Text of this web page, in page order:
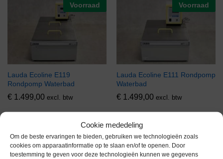
Cookie mededeling
Om de beste ervaringen te bieden, gebruiken we technologieën zoals
cookies om apparaatinformatie op te slaan en/of te openen. Door
toestemming te geven voor deze technologieën kunnen we gegevens
Voorraad
Lauda Ecoline E119
Rondpomp Waterbad
€ 1.499,00 excl. btw
Voorraad
Lauda Ecoline E111 Rondpomp
Waterbad
€ 1.499,00 excl. btw
Voorraad Voorraad